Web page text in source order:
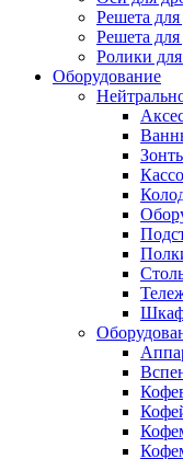
Решета
Решета
Ролики
Оборудование